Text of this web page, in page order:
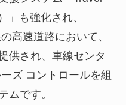
も強化され、
高速道路において、
供され、車線センタ
ズ コントロールを組
です。